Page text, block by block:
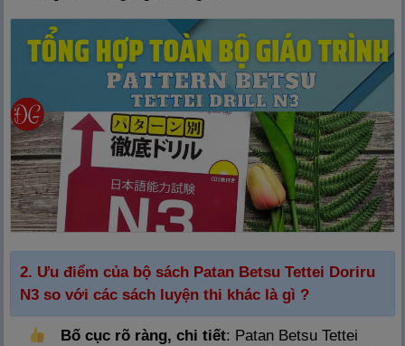
2. Ưu điểm của bộ sách Patan Betsu Tettei Doriru
N3 so với các sách luyện thi khác là gì ?
Bố cục rõ ràng, chi tiết: Patan Betsu Tettei